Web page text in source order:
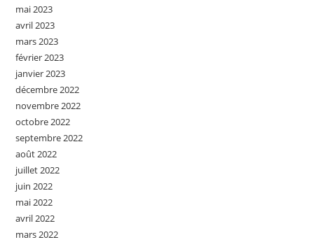
mai 2023
avril 2023
mars 2023
février 2023
janvier 2023
décembre 2022
novembre 2022
octobre 2022
septembre 2022
août 2022
juillet 2022
juin 2022
mai 2022
avril 2022
mars 2022